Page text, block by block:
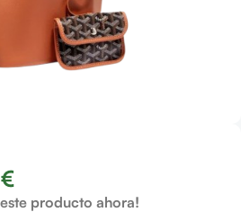
€
producto ahora!